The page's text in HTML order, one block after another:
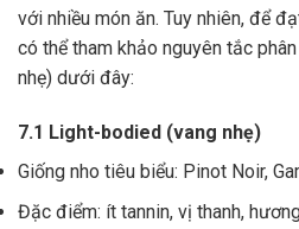
với nhiều món ăn. Tuy nhiên, để
có thể tham khảo nguyên tắc
nhẹ) dưới đây:
7.1 Light-bodied (vang nhẹ)
Giống nho tiêu biểu: Pinot Noir,
Đặc điểm: ít tannin, vị thanh,